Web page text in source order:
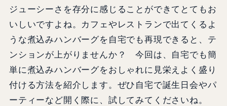
ジューシーさを存分に感じることができてとてもお
いしいですよね。カフェやレストランで出てくるよ
うな煮込みハンバーグを自宅でも再現できると、テ
ンションが上がりませんか？ 今回は、自宅でも簡
単に煮込みハンバーグをおしゃれに見栄えよく盛り
付ける方法を紹介します。ぜひ自宅で誕生日会やパ
ーティーなど開く際に、試してみてくださいね。